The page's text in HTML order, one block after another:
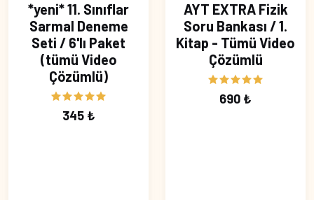
*yeni* 11. Sınıflar
Sarmal Deneme
Seti / 6'lı Paket
(tümü Video
Çözümlü)
345 ₺
AYT EXTRA Fizik
Soru Bankası / 1.
Kitap - Tümü Video
Çözümlü
690 ₺